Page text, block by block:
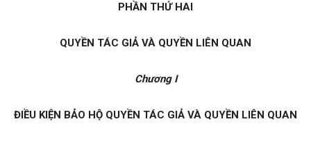
PHẦN THỨ HAI
QUYỀN TÁC GIẢ VÀ QUYỀN LIÊN QUAN
Chương I
ĐIỀU KIỆN BẢO HỘ QUYỀN TÁC GIẢ VÀ QUYỀN LIÊN QUAN